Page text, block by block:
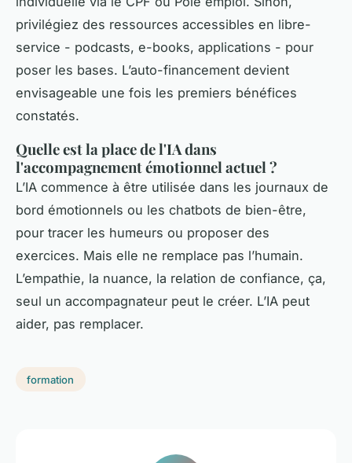
privilégiez des ressources accessibles en libre-
service - podcasts, e-books, applications - pour
poser les bases. L’auto-financement devient
envisageable une fois les premiers bénéfices
constatés.
Quelle est la place de l'IA dans
l'accompagnement émotionnel actuel ?
L’IA commence à être utilisée dans les journaux de
bord émotionnels ou les chatbots de bien-être,
pour tracer les humeurs ou proposer des
exercices. Mais elle ne remplace pas l’humain.
L’empathie, la nuance, la relation de confiance, ça,
seul un accompagnateur peut le créer. L’IA peut
aider, pas remplacer.
formation